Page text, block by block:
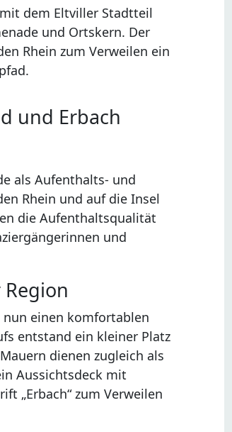
dem Eltviller Stadtteil
und Ortskern. Der
Rhein zum Verweilen ein
und Erbach
als Aufenthalts- und
Rhein und auf die Insel
die Aufenthaltsqualität
und
einen komfortablen
entstand ein kleiner Platz
dienen zugleich als
Aussichtsdeck mit
„Erbach“ zum Verweilen